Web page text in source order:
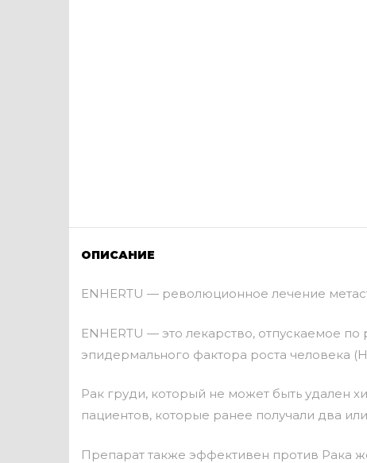
ОПИСАНИЕ
ENHERTU — революционное лечение
ENHERTU — это лекарство, отпускаемое
эпидермального фактора роста человека
Рак груди, который не может быть удален
пациентов, которые ранее получали два
Препарат также эффективен против Рака